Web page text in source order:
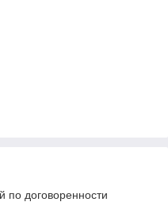
по договоренности